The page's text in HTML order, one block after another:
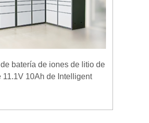
batería de iones de litio de
11.1V 10Ah de Intelligent